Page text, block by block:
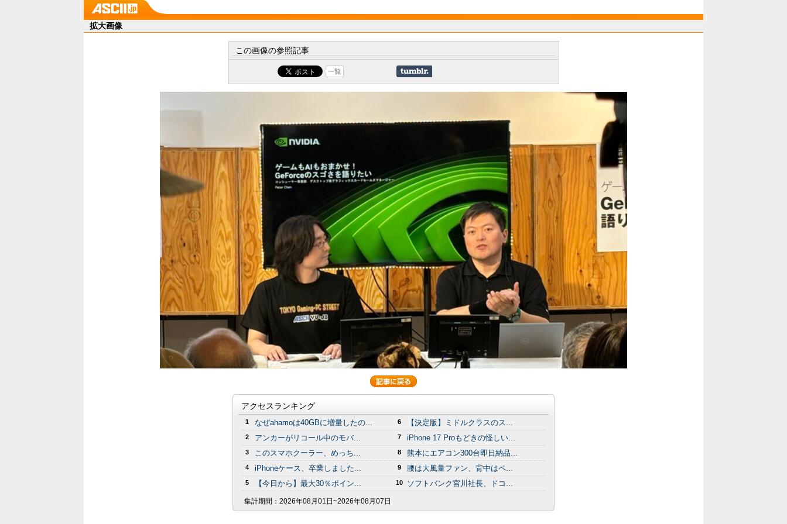
拡大画像
この画像の参照記事
一覧
アクセスランキング
1 なぜahamoは40GBに増量したの...
2 アンカーがリコール中のモバ...
3 このスマホクーラー、めっち...
4 iPhoneケース、卒業しました...
5 【今日から】最大30％ポイン...
6 【決定版】ミドルクラスのス...
7 iPhone 17 Proもどきの怪しい...
8 熊本にエアコン300台即日納品...
9 腰は大風量ファン、背中はペ...
10 ソフトバンク宮川社長、ドコ...
集計期間： 2026年08月01日~2026年08月07日